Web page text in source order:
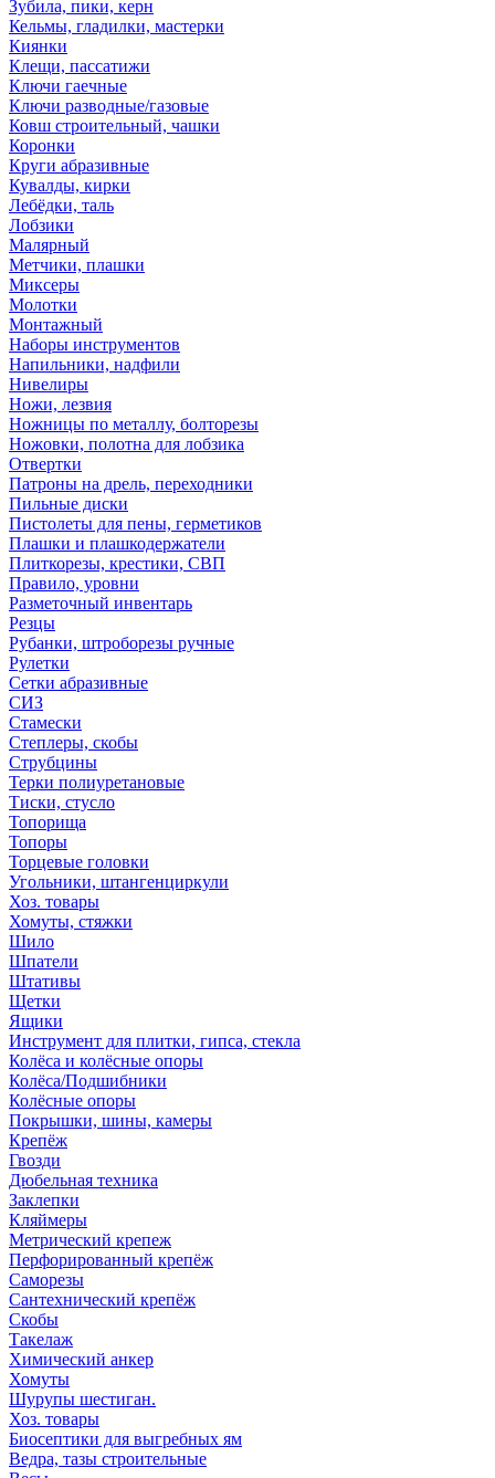
Зубила, пики, керн
Кельмы, гладилки, мастерки
Киянки
Клещи, пассатижи
Ключи гаечные
Ключи разводные/газовые
Ковш строительный, чашки
Коронки
Круги абразивные
Кувалды, кирки
Лебёдки, таль
Лобзики
Малярный
Метчики, плашки
Миксеры
Молотки
Монтажный
Наборы инструментов
Напильники, надфили
Нивелиры
Ножи, лезвия
Ножницы по металлу, болторезы
Ножовки, полотна для лобзика
Отвертки
Патроны на дрель, переходники
Пильные диски
Пистолеты для пены, герметиков
Плашки и плашкодержатели
Плиткорезы, крестики, СВП
Правило, уровни
Разметочный инвентарь
Резцы
Рубанки, штроборезы ручные
Рулетки
Сетки абразивные
СИЗ
Стамески
Степлеры, скобы
Струбцины
Терки полиуретановые
Тиски, стусло
Топорища
Топоры
Торцевые головки
Угольники, штангенциркули
Хоз. товары
Хомуты, стяжки
Шило
Шпатели
Штативы
Щетки
Ящики
Инструмент для плитки, гипса, стекла
Колёса и колёсные опоры
Колёса/Подшибники
Колёсные опоры
Покрышки, шины, камеры
Крепёж
Гвозди
Дюбельная техника
Заклепки
Кляймеры
Метрический крепеж
Перфорированный крепёж
Саморезы
Сантехнический крепёж
Скобы
Такелаж
Химический анкер
Хомуты
Шурупы шестиган.
Хоз. товары
Биосептики для выгребных ям
Ведра, тазы строительные